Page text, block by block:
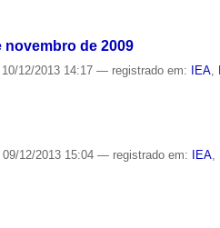
novembro de 2009
10/12/2013 14:17— registrado em: IEA
09/12/2013 15:04— registrado em: IEA